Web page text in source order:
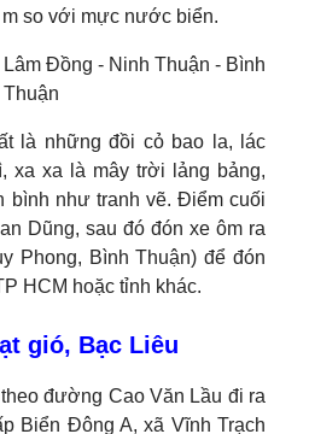
so với mực nước biển.
là những đồi cỏ bao la, lác
xa xa là mây trời lảng bảng,
bình như tranh vẽ. Điểm cuối
Dũng, sau đó đón xe ôm ra
Phong, Bình Thuận) để đón
HCM hoặc tỉnh khác.
gió, Bạc Liêu
đường Cao Văn Lầu đi ra
Biển Đông A, xã Vĩnh Trạch